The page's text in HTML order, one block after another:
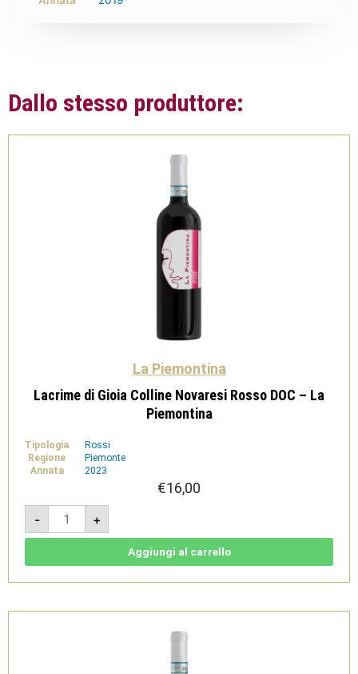
Dallo stesso produttore:
La Piemontina
Lacrime di Gioia Colline Novaresi Rosso DOC – La
Piemontina
Tipologia
Rossi
Regione
Piemonte
Annata
2023
€16,00
-
Lacrime
Gioia
Colline
-
quantità
+
Aggiungi al carrello